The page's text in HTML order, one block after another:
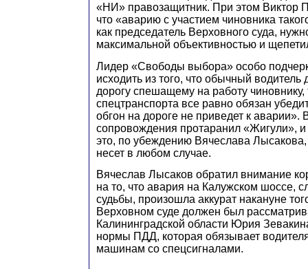
«НИ» правозащитник. При этом Виктор
что «аварию с участием чиновника
как председатель Верховного суда,
максимальной объективностью и
Лидер «Свободы выбора» особо
исходить из того, что обычный водитель
дорогу спешащему на работу чиновнику,
спецтранспорта все равно обязан
обгон на дороге не приведет к аварии».
сопровождения протаранил «Жигули», и
это, по убеждению Вячеслава
несет в любом случае.
Вячеслав Лысаков обратил внимание
на то, что авария на Калужском шоссе,
судьбы, произошла аккурат накануне
Верховном суде должен был
Калининградской области Юрия
нормы ПДД, которая обязывает водителя
машинам со спецсигналами.